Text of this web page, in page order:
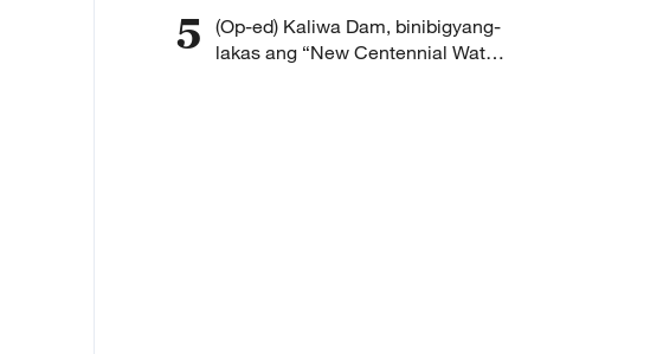
aalwan
5
(Op-ed) Kaliwa Dam, binibigyang-
lakas ang “New Centennial Water